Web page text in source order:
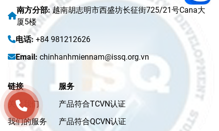
南方分部: 越南胡志明市西盛坊长征街725/21号Cana大
厦5楼
电话: +84 981212626
Email: chinhanhmiennam@issq.org.vn
链接
关于我们
我们的服务
服务
产品符合TCVN认证
产品符合QCVN认证